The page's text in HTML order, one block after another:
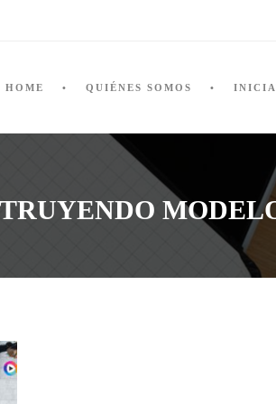
HOME QUIÉNES SOMOS